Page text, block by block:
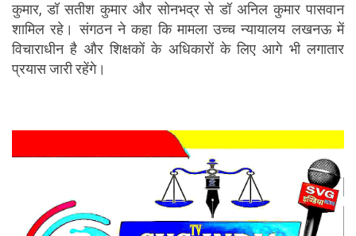
कुमार, डॉ सतीश कुमार और सोनभद्र से डॉ अनिल कुमार पासवान
शामिल रहे। संगठन ने कहा कि मामला उच्च न्यायालय लखनऊ में
विचाराधीन है और शिक्षकों के अधिकारों के लिए आगे भी लगातार
प्रयास जारी रहेंगे।